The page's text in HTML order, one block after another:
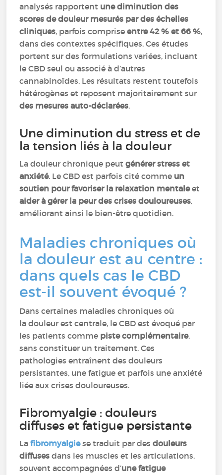
analysés rapportent une diminution des
scores de douleur mesurés par des échelles
cliniques, parfois compriseentre 42 % et 66 %,
dans des contextes spécifiques. Ces études
portent sur des formulations variées, incluant
le CBD seul ou associé à d’autres
cannabinoïdes. Les résultats restent toutefois
hétérogènes et reposent majoritairement sur
des mesures auto-déclarées.
Une diminution du stress et de
la tension liés à la douleur
La douleur chronique peutgénérer stress et
anxiété. Le CBD est parfois cité comme un
soutien pour favoriser la relaxation mentaleet
aider à gérer la peur des crises douloureuses,
améliorant ainsi le bien-être quotidien.
Maladies chroniques où
la douleur est au centre :
dans quels cas le CBD
est-il souvent évoqué ?
Dans certaines maladies chroniques où
la douleur est centrale, le CBD est évoqué par
les patients comme piste complémentaire,
sans constituer un traitement. Ces
pathologies entraînent des douleurs
persistantes, une fatigue et parfois une anxiété
liée aux crises douloureuses.
Fibromyalgie : douleurs
diffuses et fatigue persistante
Lafibromyalgiese traduit par desdouleurs
diffuses dans les muscles et les articulations,
souvent accompagnées d’une fatigue